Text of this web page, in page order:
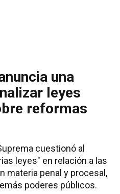
una
leyes
reformas
cuestionó al
leyes" en relación a las
materia penal y procesal,
poderes públicos.